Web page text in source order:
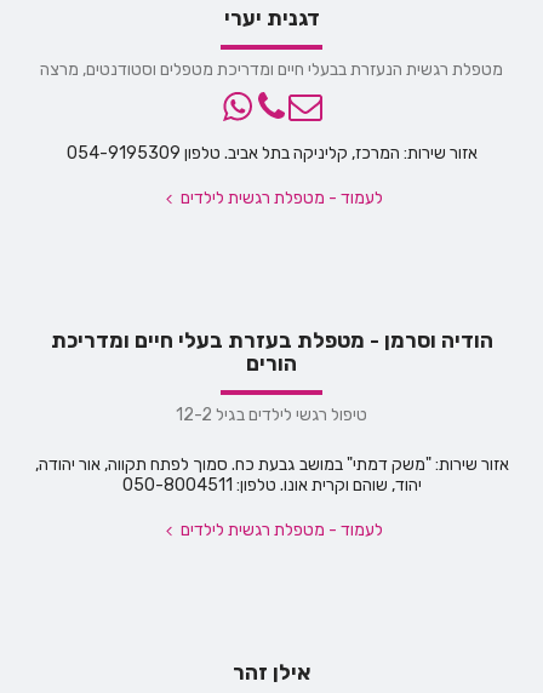
דגנית יערי
מטפלת רגשית הנעזרת בבעלי חיים ומדריכת מטפלים וסטודנטים, מרצה
אזור שירות: המרכז, קליניקה בתל אביב. טלפון 054-9195309
לעמוד - מטפלת רגשית לילדים
הודיה וסרמן - מטפלת בעזרת בעלי חיים ומדריכת
הורים
טיפול רגשי לילדים בגיל 12-2
אזור שירות: "משק דמתי" במושב גבעת כח. סמוך לפתח תקווה, אור יהודה,
יהוד, שוהם וקרית אונו. טלפון: 050-8004511
לעמוד - מטפלת רגשית לילדים
אילן זהר